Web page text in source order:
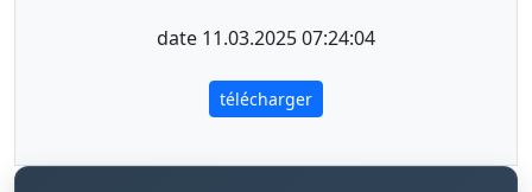
date 11.03.2025 07:24:04
télécharger